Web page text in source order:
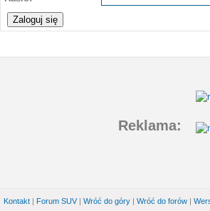
Reklama:
Kontakt | Forum SUV| Wróć do góry | Wróć do forów |